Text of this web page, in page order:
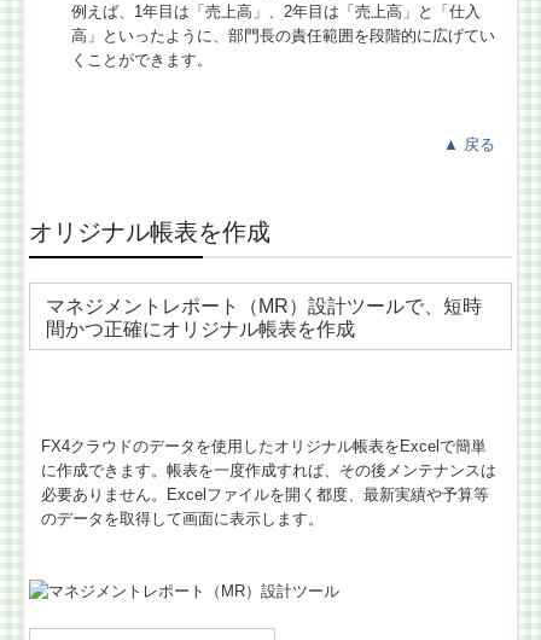
例えば、1年目は「売上高」、2年目は「売上高」と「仕入
高」といったように、部門長の責任範囲を段階的に広げてい
くことができます。
▲ 戻る
オリジナル帳表を作成
マネジメントレポート（MR）設計ツールで、短時
間かつ正確にオリジナル帳表を作成
FX4クラウドのデータを使用したオリジナル帳表をExcelで簡単
に作成できます。帳表を一度作成すれば、その後メンテナンスは
必要ありません。Excelファイルを開く都度、最新実績や予算等
のデータを取得して画面に表示します。